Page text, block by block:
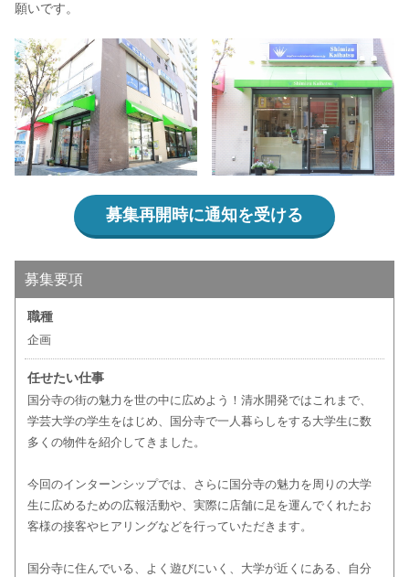
願いです。
募集再開時に通知を受ける
募集要項
職種
企画
任せたい仕事
国分寺の街の魅力を世の中に広めよう！清水開発ではこれまで、
学芸大学の学生をはじめ、国分寺で一人暮らしをする大学生に数
多くの物件を紹介してきました。
今回のインターンシップでは、さらに国分寺の魅力を周りの大学
生に広めるための広報活動や、実際に店舗に足を運んでくれたお
客様の接客やヒアリングなどを行っていただきます。
国分寺に住んでいる、よく遊びにいく、大学が近くにある、自分